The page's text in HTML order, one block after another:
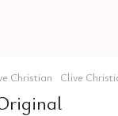
Christian Clive